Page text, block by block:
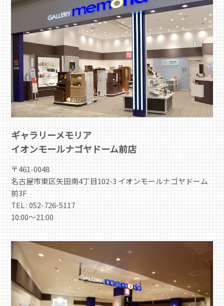
ギャラリーメモリア
イオンモールナゴヤドーム前店
〒461-0048
名古屋市東区矢田南4丁目102-3 イオンモールナゴヤドーム
前3F
TEL : 052-726-5117
10:00～21:00